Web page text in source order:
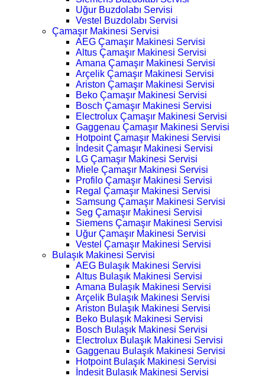
Uğur Buzdolabı Servisi
Vestel Buzdolabı Servisi
Çamaşır Makinesi Servisi
AEG Çamaşır Makinesi Servisi
Altus Çamaşır Makinesi Servisi
Amana Çamaşır Makinesi Servisi
Arçelik Çamaşır Makinesi Servisi
Ariston Çamaşır Makinesi Servisi
Beko Çamaşır Makinesi Servisi
Bosch Çamaşır Makinesi Servisi
Electrolux Çamaşır Makinesi Servisi
Gaggenau Çamaşır Makinesi Servisi
Hotpoint Çamaşır Makinesi Servisi
İndesit Çamaşır Makinesi Servisi
LG Çamaşır Makinesi Servisi
Miele Çamaşır Makinesi Servisi
Profilo Çamaşır Makinesi Servisi
Regal Çamaşır Makinesi Servisi
Samsung Çamaşır Makinesi Servisi
Seg Çamaşır Makinesi Servisi
Siemens Çamaşır Makinesi Servisi
Uğur Çamaşır Makinesi Servisi
Vestel Çamaşır Makinesi Servisi
Bulaşık Makinesi Servisi
AEG Bulaşık Makinesi Servisi
Altus Bulaşık Makinesi Servisi
Amana Bulaşık Makinesi Servisi
Arçelik Bulaşık Makinesi Servisi
Ariston Bulaşık Makinesi Servisi
Beko Bulaşık Makinesi Servisi
Bosch Bulaşık Makinesi Servisi
Electrolux Bulaşık Makinesi Servisi
Gaggenau Bulaşık Makinesi Servisi
Hotpoint Bulaşık Makinesi Servisi
İndesit Bulaşık Makinesi Servisi